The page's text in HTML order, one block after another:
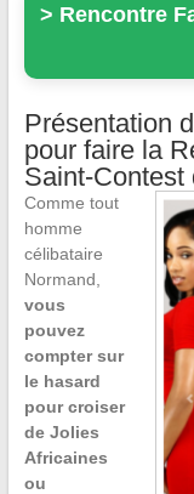
> Rencontre
Présentation
pour faire la
Saint-Contest
Comme tout
homme
célibataire
Normand,
vous
pouvez
compter sur
le hasard
pour croiser
de Jolies
Africaines
ou